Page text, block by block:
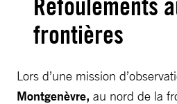
frontières
Lors d’une mission
Montgenèvre, au nord de la